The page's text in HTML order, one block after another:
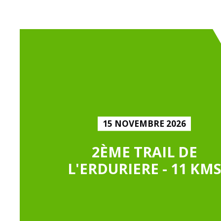
15 NOVEMBRE 2026
2ÈME TRAIL DE
L'ERDURIERE - 11 KMS